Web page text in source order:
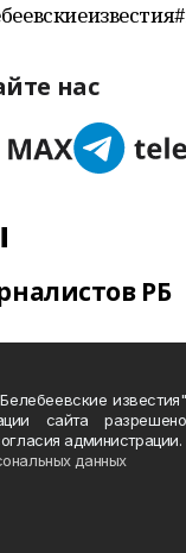
нас
РБ
известия"
сайта разрешено
администрации.
данных